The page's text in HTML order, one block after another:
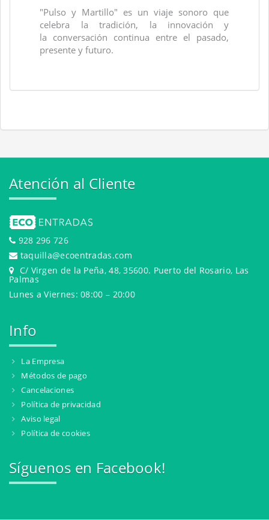
"Pulso y Martillo" es un viaje sonoro que
celebra la tradición, la innovación y
la conversación continua entre el pasado,
presente y futuro.
Atención al Cliente
928 296 726
taquilla@ecoentradas.com
C/ Virgen de la Peña, 48, 35600. Puerto del Rosario, Las
Palmas
Lunes a Viernes: 08:00 – 20:00
Info
La Empresa
Métodos de pago
Cancelaciones
Política de privacidad
Aviso legal
Política de cookies
Síguenos en Facebook!